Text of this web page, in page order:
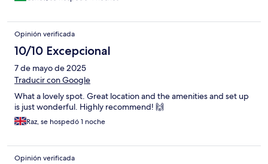
Opinión verificada
10/10 Excepcional
7 de mayo de 2025
Traducir con Google
What a lovely spot. Great location and the amenities and set up
is just wonderful. Highly recommend! 🙌
Raz, se hospedó 1 noche
Opinión verificada